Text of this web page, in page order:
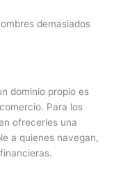
demasiados
dominio propio es
Para los
ofrecerles una
a quienes navegan,